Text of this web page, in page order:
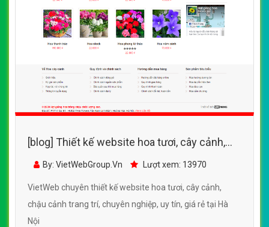
[blog] Thiết kế website hoa tươi, cây cảnh,
chậu cảnh trang trí
By: VietWebGroup.Vn Lượt xem: 13970
VietWeb chuyên thiết kế website hoa tươi, cây cảnh,
chậu cảnh trang trí, chuyên nghiệp, uy tín, giá rẻ tại Hà
Nội